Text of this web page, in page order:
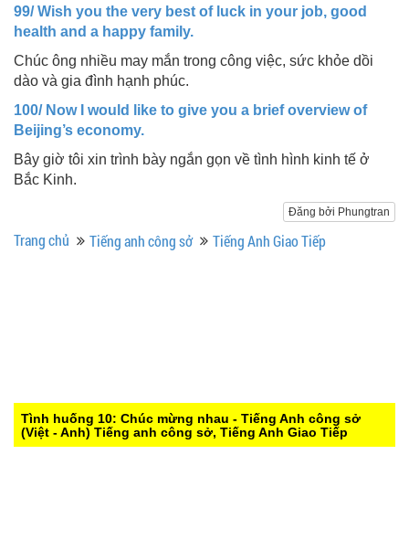
99/ Wish you the very best of luck in your job, good
health and a happy family.
Chúc ông nhiều may mắn trong công việc, sức khỏe dồi
dào và gia đình hạnh phúc.
100/ Now I would like to give you a brief overview of
Beijing’s economy.
Bây giờ tôi xin trình bày ngắn gọn về tình hình kinh tế ở
Bắc Kinh.
Đăng bởi Phungtran
Trang chủ Tiếng anh công sở Tiếng Anh Giao Tiếp
Tình huống 10: Chúc mừng nhau - Tiếng Anh công sở
(Việt - Anh) Tiếng anh công sở, Tiếng Anh Giao Tiếp